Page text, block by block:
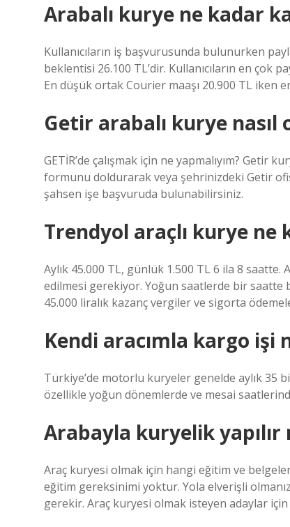
Arabalı kurye ne kadar
Kullanıcıların iş başvurusunda bulunurken
beklentisi 26.100 TL’dir. Kullanıcıların en çok
En düşük ortak Courier maaşı 20.900 TL iken
Getir arabalı kurye nasıl
GETİR’de çalışmak için ne yapmalıyım?
formunu doldurarak veya şehrinizdeki Getir
şahsen işe başvuruda bulunabilirsiniz.
Trendyol araçlı kurye ne
Aylık 45.000 TL, günlük 1.500 TL 6 ila 8
edilmesi gerekiyor. Yoğun saatlerde bir saatte
45.000 liralık kazanç vergiler ve sigorta
Kendi aracımla kargo işi
Türkiye’de motorlu kuryeler genelde aylık 35
özellikle yoğun dönemlerde ve mesai
Arabayla kuryelik yapılır
Araç kuryesi olmak için hangi eğitim ve
eğitim gereksinimi yoktur. Yola elverişli
gerekir. Araç kuryesi olmak isteyen adaylar için